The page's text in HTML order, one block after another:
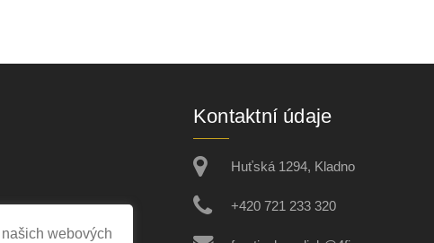
Kontaktní údaje
Huťská 1294, Kladno
+420 721 233 320
webových